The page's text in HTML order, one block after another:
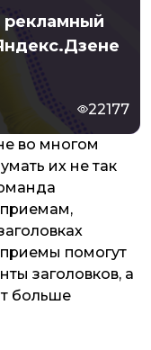
рекламный
22177
во многом
их не так
помогут
заголовков, а
больше